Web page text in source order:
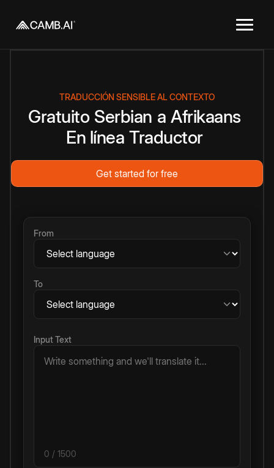
TRADUCCIÓN SENSIBLE AL CONTEXTO
Gratuito Serbian a Afrikaans
En línea Traductor
Get started for free
From
To
Input Text
0 / 1500